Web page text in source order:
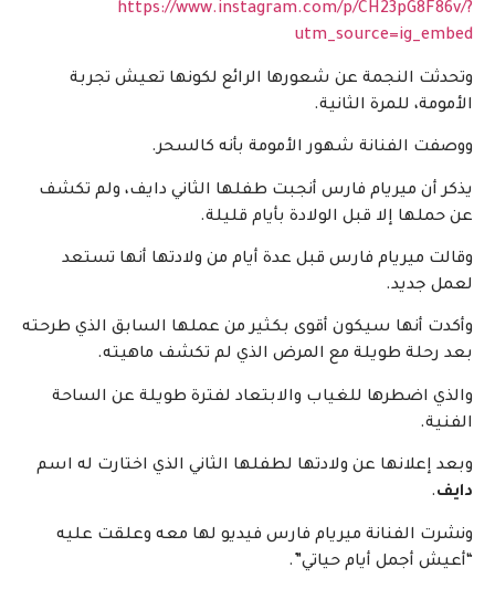
https://www.instagram.com/p/CH23pG8F86v/?
utm_source=ig_embed
وتحدثت النجمة عن شعورها الرائع لكونها تعيش تجربة
الأمومة، للمرة الثانية.
ووصفت الفنانة شهور الأمومة بأنه كالسحر.
يذكر أن ميريام فارس أنجبت طفلها الثاني دايف، ولم تكشف
عن حملها إلا قبل الولادة بأيام قليلة.
وقالت ميريام فارس قبل عدة أيام من ولادتها أنها تستعد
لعمل جديد.
وأكدت أنها سيكون أقوى بكثير من عملها السابق الذي طرحته
بعد رحلة طويلة مع المرض الذي لم تكشف ماهيته.
والذي اضطرها للغياب والابتعاد لفترة طويلة عن الساحة
الفنية.
وبعد إعلانها عن ولادتها لطفلها الثاني الذي اختارت له اسم
دايف.
ونشرت الفنانة ميريام فارس فيديو لها معه وعلقت عليه
“أعيش أجمل أيام حياتي”.